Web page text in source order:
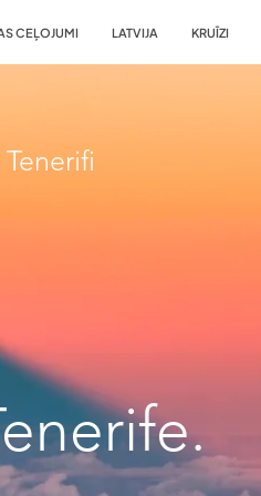
CEĻOJUMI LATVIJA KRUĪZI